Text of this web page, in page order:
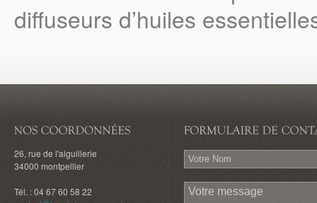
diffuseurs d’huiles
26, rue de l'aiguillerie
34000 montpellier
Tél. : 04 67 60 58 22